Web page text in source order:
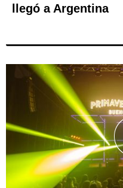
llegó a Argentina